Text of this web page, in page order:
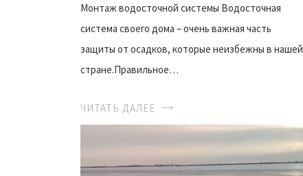
Монтаж водосточной системы Водосточная
система своего дома – очень важная часть
защиты от осадков, которые неизбежны в нашей
стране.Правильное…
ЧИТАТЬ ДАЛЕЕ